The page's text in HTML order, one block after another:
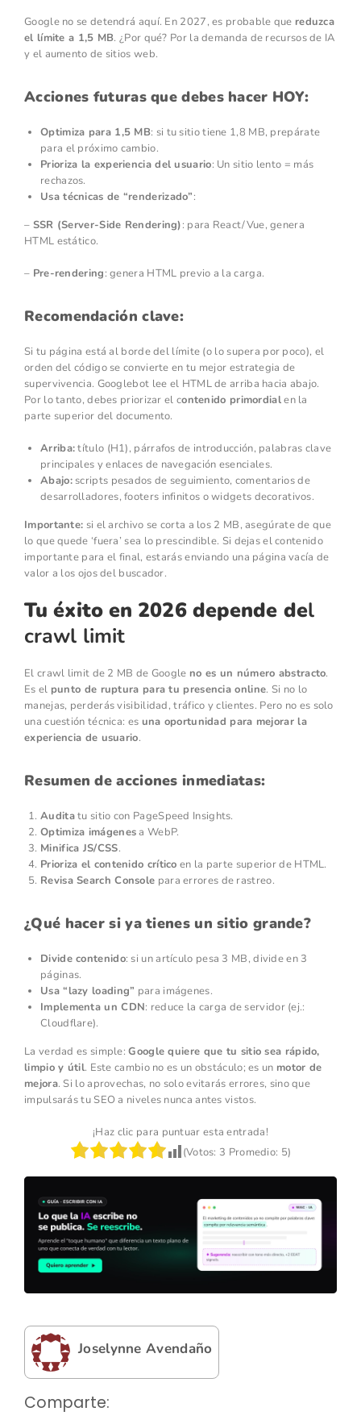
Google no se detendrá aquí. En 2027, es probable que reduzca
el límite a 1,5 MB. ¿Por qué? Por la demanda de recursos de IA
y el aumento de sitios web.
Acciones futuras que debes hacer HOY:
Optimiza para 1,5 MB: si tu sitio tiene 1,8 MB, prepárate
para el próximo cambio.
Prioriza la experiencia del usuario: Un sitio lento = más
rechazos.
Usa técnicas de “renderizado”:
– SSR (Server-Side Rendering): para React/Vue, genera
HTML estático.
– Pre-rendering: genera HTML previo a la carga.
Recomendación clave:
Si tu página está al borde del límite (o lo supera por poco), el
orden del código se convierte en tu mejor estrategia de
supervivencia. Googlebot lee el HTML de arriba hacia abajo.
Por lo tanto, debes priorizar el contenido primordialen la
parte superior del documento.
Arriba:título (H1), párrafos de introducción, palabras clave
principales y enlaces de navegación esenciales.
Abajo:scripts pesados de seguimiento, comentarios de
desarrolladores, footers infinitos o widgets decorativos.
Importante: si el archivo se corta a los 2 MB, asegúrate de que
lo que quede ‘fuera’ sea lo prescindible. Si dejas el contenido
importante para el final, estarás enviando una página vacía de
valor a los ojos del buscador.
Tu éxito en 2026 depende del
crawl limit
El crawl limit de 2 MB de Google no es un número abstracto.
Es el punto de ruptura para tu presencia online. Si no lo
manejas, perderás visibilidad, tráfico y clientes. Pero no es solo
una cuestión técnica: es una oportunidad para mejorar la
experiencia de usuario.
Resumen de acciones inmediatas:
Auditatu sitio con PageSpeed Insights.
Optimiza imágenesa WebP.
Minifica JS/CSS.
Prioriza el contenido crítico en la parte superior de HTML.
Revisa Search Console para errores de rastreo.
¿Qué hacer si ya tienes un sitio grande?
Divide contenido: si un artículo pesa 3 MB, divide en 3
páginas.
Usa “lazy loading” para imágenes.
Implementa un CDN: reduce la carga de servidor (ej.:
Cloudflare).
La verdad es simple:Google quiere que tu sitio sea rápido,
limpio y útil. Este cambio no es un obstáculo; es un motor de
mejora. Si lo aprovechas, no solo evitarás errores, sino que
impulsarás tu SEO a niveles nunca antes vistos.
¡Haz clic para puntuar esta entrada!
(Votos: 3 Promedio: 5)
Joselynne Avendaño
Comparte: